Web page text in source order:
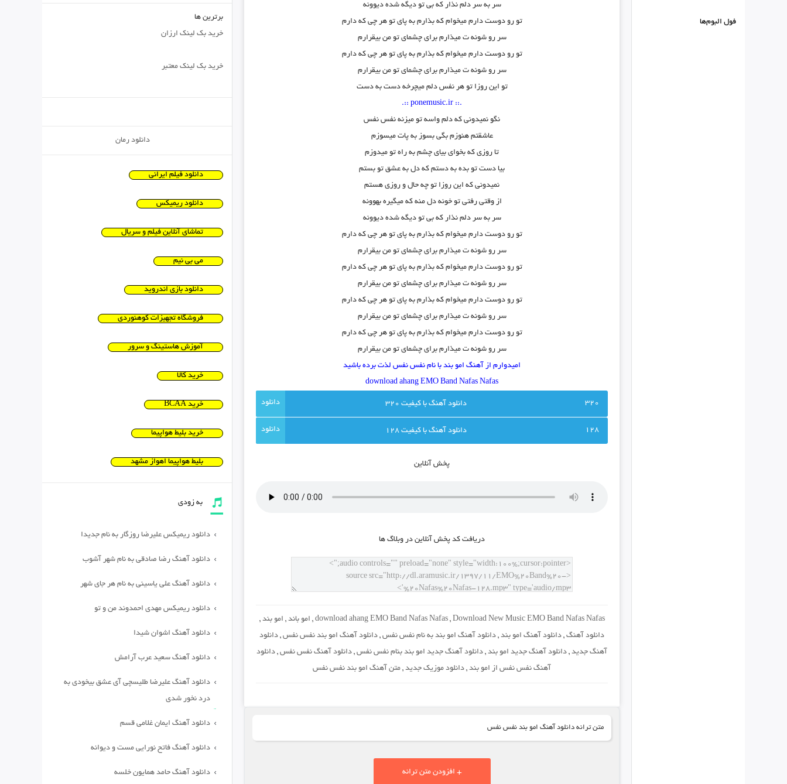
سر به سر دلم نذار که بی تو دیگه شده دیوونه
تو رو دوست دارم میخوام که بذارم به پای تو هر چی که دارم
سر رو شونه ت میذارم برای چشمای تو من بیقرارم
تو رو دوست دارم میخوام که بذارم به پای تو هر چی که دارم
سر رو شونه ت میذارم برای چشمای تو من بیقرارم
تو این روزا تو هر نفس دلم میچرخه دست به دست
.:: ponemusic.ir ::.
نگو نمیدونی که دلم واسه تو میزنه نفس نفس
عاشقتم هنوزم بگی بسوز به پات میسوزم
تا روزی که بخوای بیای چشم به راه تو میدوزم
بیا دست تو بده به دستم که دل به عشق تو بستم
نمیدونی که این روزا تو چه حال و روزی هستم
از وقتی رفتی تو خونه دل منه که میگیره بهوونه
سر به سر دلم نذار که بی تو دیگه شده دیوونه
تو رو دوست دارم میخوام که بذارم به پای تو هر چی که دارم
سر رو شونه ت میذارم برای چشمای تو من بیقرارم
تو رو دوست دارم میخوام که بذارم به پای تو هر چی که دارم
سر رو شونه ت میذارم برای چشمای تو من بیقرارم
تو رو دوست دارم میخوام که بذارم به پای تو هر چی که دارم
سر رو شونه ت میذارم برای چشمای تو من بیقرارم
تو رو دوست دارم میخوام که بذارم به پای تو هر چی که دارم
سر رو شونه ت میذارم برای چشمای تو من بیقرارم
امیدوارم از آهنگ امو بند با نام نفس نفس لذت برده باشید
download ahang EMO Band Nafas Nafas
320 دانلود آهنگ با کيفيت 320
128 دانلود آهنگ با کيفيت 128
پخش آنلاين
دريافت کد پخش آنلاين در وبلاگ ها
download ahang EMO Band Nafas Nafas, Download New Music EMO Band Nafas Nafas
, امو باند , امو بند ,
دانلود آهنگ, دانلود آهنگ امو بند, دانلود آهنگ امو بند به نام نفس نفس, دانلود آهنگ امو بند نفس نفس, دانلود
آهنگ جدید, دانلود آهنگ جدید امو بند, دانلود آهنگ جدید امو بند بنام نفس نفس, دانلود آهنگ نفس نفس, دانلود
آهنگ نفس نفس از امو بند, دانلود موزیک جدید, متن آهنگ امو بند نفس نفس
متن ترانه دانلود آهنگ امو بند نفس نفس
+ افزودن متن ترانه
فول البوم‌ها
برترین ها
خرید بک لینک ارزان
خرید بک لینک معتبر
دانلود رمان
دانلود فیلم ایرانی
دانلود ریمیکس
تماشای آنلاین فیلم و سریال
می بی نیم
دانلود بازی اندروید
فروشگاه تجهیزات کوهنوردی
آموزش هاستینگ و سرور
خرید کالا
خرید BCAA
خرید بلیط هواپیما
بلیط هواپیما اهواز مشهد
به زودی
دانلود ریمیکس علیرضا روزگار به نام جدیدا
دانلود آهنگ رضا صادقی به نام شهر آشوب
دانلود آهنگ علی یاسینی به نام هر جای شهر
دانلود ریمیکس مهدی احمدوند من و تو
دانلود آهنگ اشوان شیدا
دانلود آهنگ سعید عرب آرامش
دانلود آهنگ علیرضا طلیسچی آی عشق بیخودی به
درد نخور شدی
دانلود آهنگ ایمان غلامی قسم
دانلود آهنگ فاتح نورایی مست و دیوانه
دانلود آهنگ حامد همایون خلسه